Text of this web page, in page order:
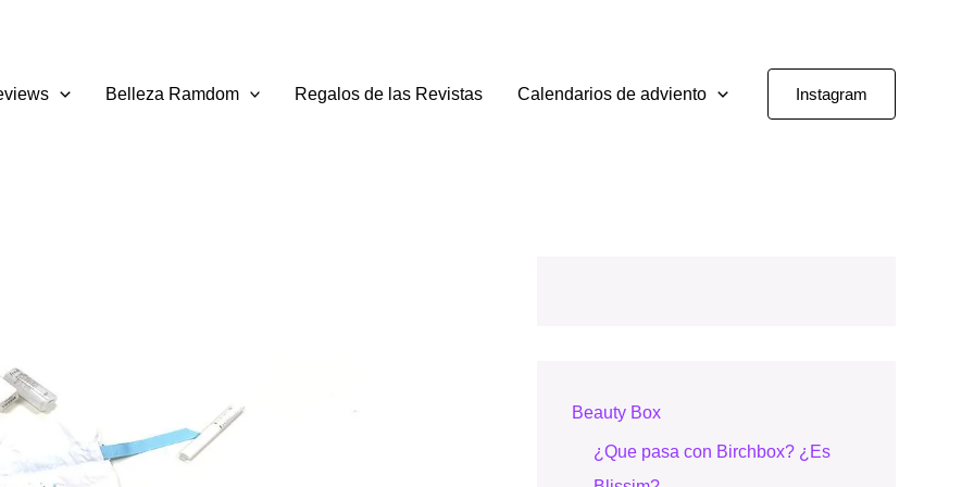
Belleza Ramdom Regalos de las Revistas Calendarios de adviento Instagram
Beauty Box
¿Que pasa con Birchbox? ¿Es